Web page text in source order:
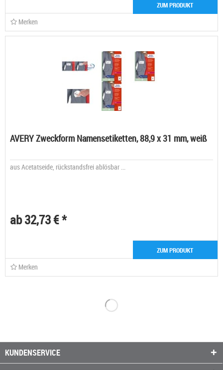
ZUM PRODUKT
Merken
AVERY Zweckform Namensetiketten, 88,9 x 31 mm, weiß
aus Acetatseide, rückstandsfrei ablösbar ...
ab 32,73 € *
ZUM PRODUKT
Merken
KUNDENSERVICE